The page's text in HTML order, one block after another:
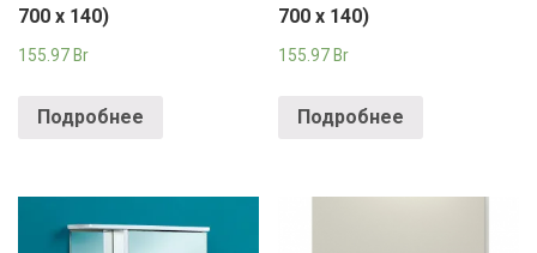
700 х 140)
155.97 Br
Подробнее
700 х 140)
155.97 Br
Подробнее